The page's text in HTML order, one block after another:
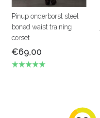
Pinup onderborst steel
boned waist training
corset
€69,00